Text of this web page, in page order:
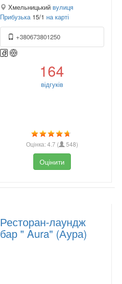
Хмельницький вулиця
Прибузька15/1 на карті
+380673801250
164
відгуків
Оцінка:4.7 ( 548)
Оцінити
Ресторан-лаундж
бар " Aura" (Аура)